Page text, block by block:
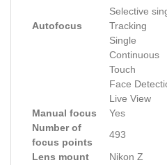
Autofocus
Selective
Tracking
Single
Continuous
Touch
Face
Live View
Manual focus
Yes
Number of
focus points
493
Lens mount
Nikon Z